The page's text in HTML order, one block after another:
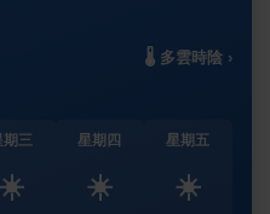
🌡️ 多雲時陰 ›
期三
☀️
星期四
☀️
星期五
☀️